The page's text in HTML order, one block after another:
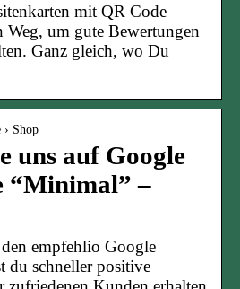
mit QR Code
Weg, um gute Bewertungen
Ganz gleich, wo Du
Shop
uns auf Google
“Minimal” –
empfehlio Google
du schneller positive